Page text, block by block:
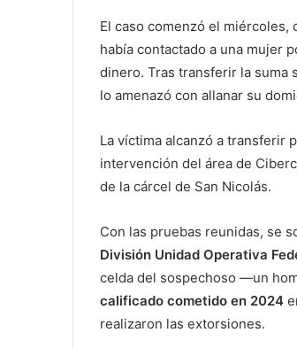
El caso comenzó el
había contactado a una mujer
dinero. Tras transferir la suma
lo amenazó con allanar su
La víctima alcanzó a transferir
intervención del área de
de la cárcel de San Nicolás.
Con las pruebas reunidas, se
División Unidad Operativa
celda del sospechoso —un
calificado cometido en 2024
realizaron las extorsiones.